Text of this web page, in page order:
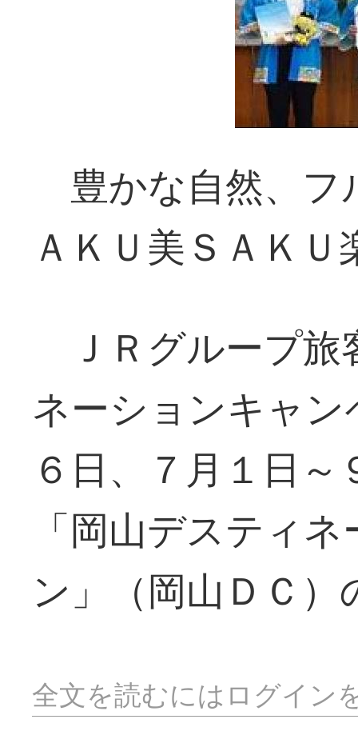
豊かな自然、
ＡＫＵ美ＳＡＫ
ＪＲグループ旅
ネーションキャ
６日、７月１日
「岡山デスティ
ン」（岡山ＤＣ
全文を読むにはログイン